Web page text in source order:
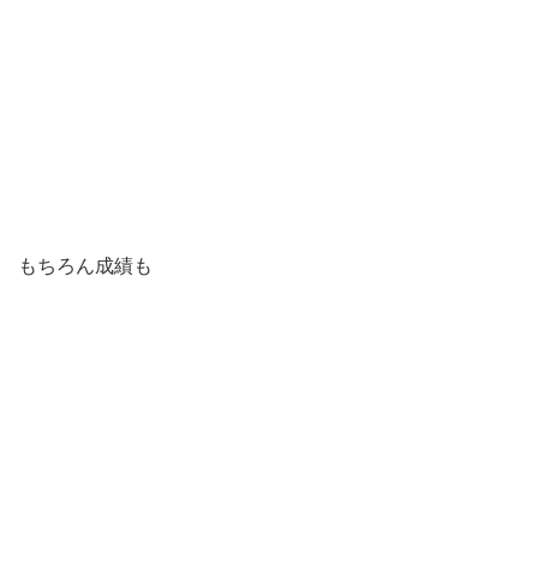
もちろん成績も